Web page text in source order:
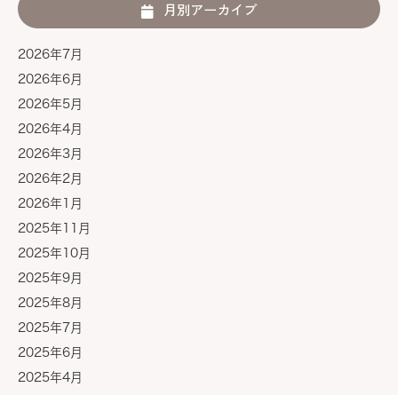
月別アーカイブ
2026年7月
2026年6月
2026年5月
2026年4月
2026年3月
2026年2月
2026年1月
2025年11月
2025年10月
2025年9月
2025年8月
2025年7月
2025年6月
2025年4月